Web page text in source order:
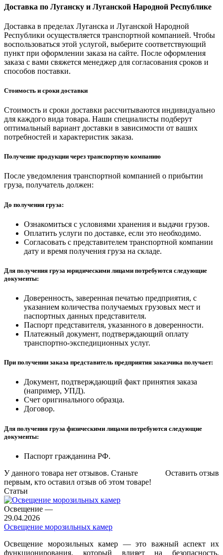
Доставка по Луганску и Луганской Народной Республике
Доставка в пределах Луганска и Луганской Народной
Республики осуществляется транспортной компанией. Чтобы
воспользоваться этой услугой, выберите соответствующий
пункт при оформлении заказа на сайте. После оформления
заказа с вами свяжется менеджер для согласования сроков и
способов поставки.
Стоимость и сроки доставки
Стоимость и сроки доставки рассчитываются индивидуально
для каждого вида товара. Наши специалисты подберут
оптимальный вариант доставки в зависимости от ваших
потребностей и характеристик заказа.
Получение продукции через транспортную компанию
После уведомления транспортной компанией о прибытии
груза, получатель должен:
До получения груза:
Ознакомиться с условиями хранения и выдачи грузов.
Оплатить услуги по доставке, если это необходимо.
Согласовать с представителем транспортной компании
дату и время получения груза на складе.
Для получения груза юридическими лицами потребуются следующие
документы:
Доверенность, заверенная печатью предприятия, с
указанием количества получаемых грузовых мест и
паспортных данных представителя.
Паспорт представителя, указанного в доверенности.
Платежный документ, подтверждающий оплату
транспортно-экспедиционных услуг.
При получении заказа представитель предприятия заказчика получает:
Документ, подтверждающий факт принятия заказа
(например, УПД).
Счет оригинального образца.
Договор.
Для получения груза физическими лицами потребуются следующие
документы:
Паспорт гражданина РФ.
Оставить отзыв
У данного товара нет отзывов. Станьте
первым, кто оставил отзыв об этом товаре!
Статьи
Освещение —
29.04.2026
Освещение морозильных камер
Освещение морозильных камер — это важный аспект их
функционирования, который влияет на безопасность,